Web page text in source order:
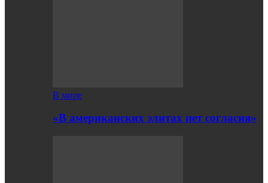
В мире
«В американских элитах нет согласия»